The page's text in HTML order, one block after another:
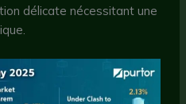
délicate nécessitant une